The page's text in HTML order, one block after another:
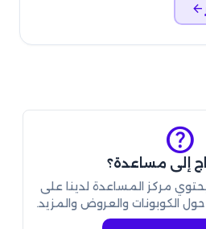
arrow_back
help
إلى مساعدة؟
مركز المساعدة لدينا على
حول الكوبونات والعروض والمزيد.